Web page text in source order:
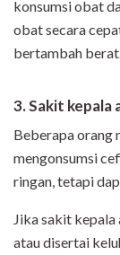
konsumsi obat
obat secara
bertambah berat.
3. Sakit kepala
Beberapa orang
mengonsumsi
ringan, tetapi
Jika sakit kepala
atau disertai